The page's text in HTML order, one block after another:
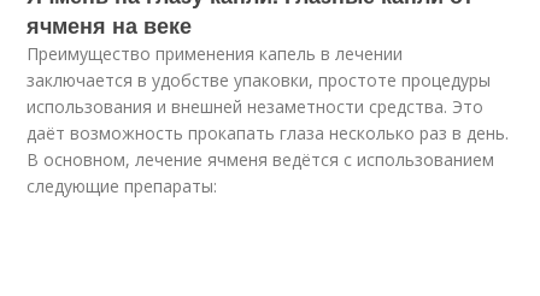
ячменя на веке
Преимущество применения капель в лечении
заключается в удобстве упаковки, простоте процедуры
использования и внешней незаметности средства. Это
даёт возможность прокапать глаза несколько раз в день.
В основном, лечение ячменя ведётся с использованием
следующие препараты: